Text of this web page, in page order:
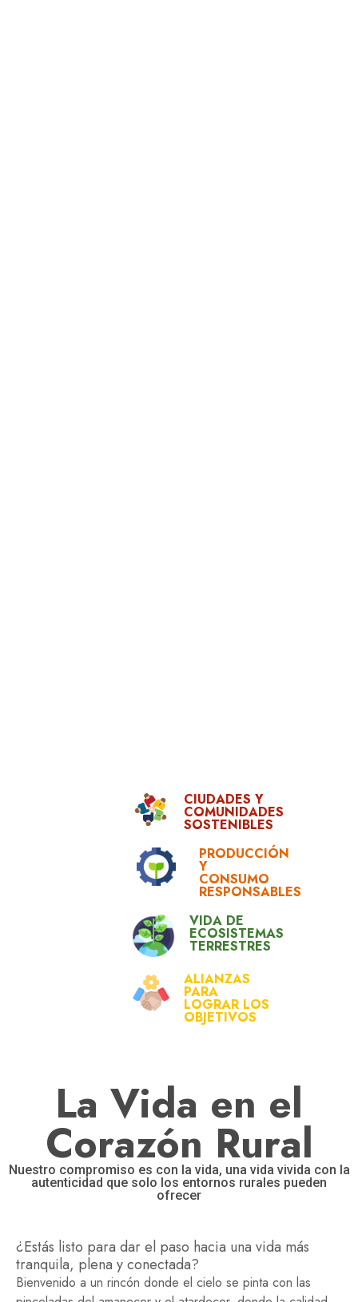
CIUDADES Y
COMUNIDADES
SOSTENIBLES
PRODUCCIÓN
Y
CONSUMO
RESPONSABLES
VIDA DE
ECOSISTEMAS
TERRESTRES
ALIANZAS
PARA
LOGRAR LOS
OBJETIVOS
La Vida en el
Corazón Rural
Nuestro compromiso es con la vida, una vida vivida con la
autenticidad que solo los entornos rurales pueden
ofrecer
¿Estás listo para dar el paso hacia una vida más
tranquila, plena y conectada?
Bienvenido a un rincón donde el cielo se pinta con las